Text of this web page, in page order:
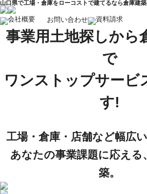
山口県で工場・倉庫をローコストで建てるなら倉庫建築
会社概要 お問い合わせ 資料請求
事業用土地探しから
で
ワンストップサービ
す!
工場・倉庫・店舗など幅広い
あなたの事業課題に応える
築。